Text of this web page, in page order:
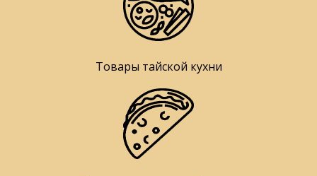
Товары тайской кухни